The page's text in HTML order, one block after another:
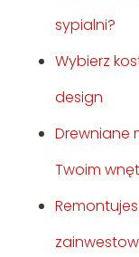
sypialni?
Wybierz
design
Drewniane
Twoim